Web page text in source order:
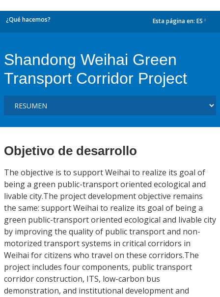
¿Qué hacemos? Esta página en: ES
Shandong Weihai Green
Transport Corridor Project
Objetivo de desarrollo
The objective is to support Weihai to realize its goal of
being a green public-transport oriented ecological and
livable city.The project development objective remains
the same: support Weihai to realize its goal of being a
green public-transport oriented ecological and livable city
by improving the quality of public transport and non-
motorized transport systems in critical corridors in
Weihai for citizens who travel on these corridors.The
project includes four components, public transport
corridor construction, ITS, low-carbon bus
demonstration, and institutional development and